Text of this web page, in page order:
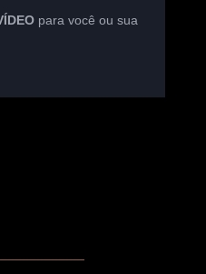
para você ou sua